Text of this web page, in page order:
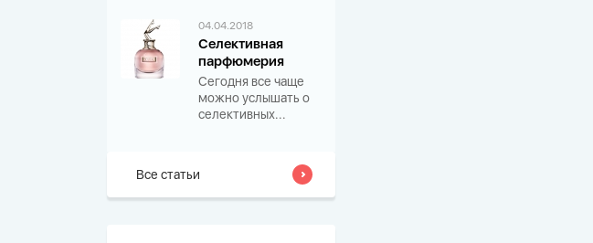
04.04.2018
Селективная
парфюмерия
Сегодня все чаще
можно услышать о
селективных...
Все статьи